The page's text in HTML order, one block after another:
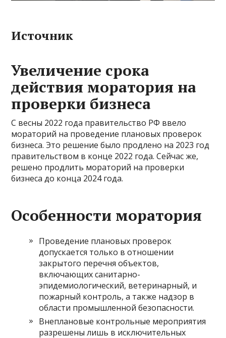
Источник
Увеличение срока
действия моратория на
проверки бизнеса
С весны 2022 года правительство РФ ввело
мораторий на проведение плановых проверок
бизнеса. Это решение было продлено на 2023 год
правительством в конце 2022 года. Сейчас же,
решено продлить мораторий на проверки
бизнеса до конца 2024 года.
Особенности моратория
Проведение плановых проверок
допускается только в отношении
закрытого перечня объектов,
включающих санитарно-
эпидемиологический, ветеринарный, и
пожарный контроль, а также надзор в
области промышленной безопасности.
Внеплановые контрольные мероприятия
разрешены лишь в исключительных